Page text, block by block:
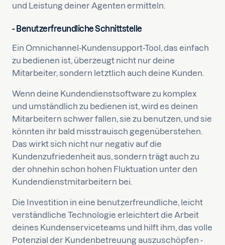
und Leistung deiner Agenten ermitteln.
- Benutzerfreundliche Schnittstelle
Ein Omnichannel-Kundensupport-Tool, das einfach
zu bedienen ist, überzeugt nicht nur deine
Mitarbeiter, sondern letztlich auch deine Kunden.
Wenn deine Kundendienstsoftware zu komplex
und umständlich zu bedienen ist, wird es deinen
Mitarbeitern schwer fallen, sie zu benutzen, und sie
könnten ihr bald misstrauisch gegenüberstehen.
Das wirkt sich nicht nur negativ auf die
Kundenzufriedenheit aus, sondern trägt auch zu
der ohnehin schon hohen Fluktuation unter den
Kundendienstmitarbeitern bei.
Die Investition in eine benutzerfreundliche, leicht
verständliche Technologie erleichtert die Arbeit
deines Kundenserviceteams und hilft ihm, das volle
Potenzial der Kundenbetreuung auszuschöpfen -